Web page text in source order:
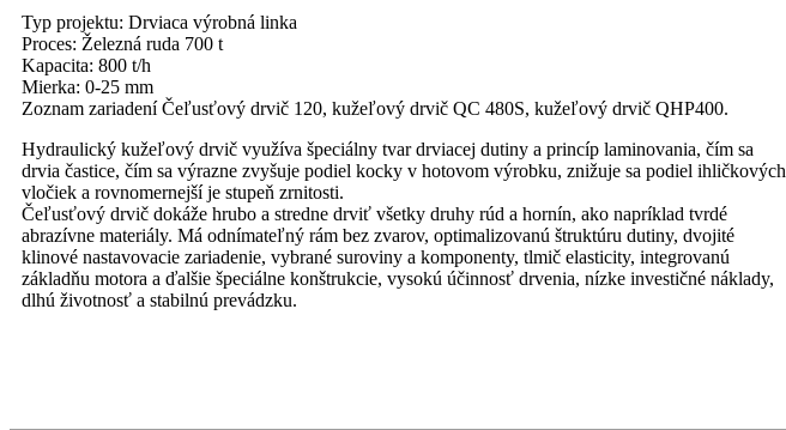
Typ projektu: Drviaca výrobná linka
Proces: Železná ruda 700 t
Kapacita: 800 t/h
Mierka: 0-25 mm
Zoznam zariadení Čeľusťový drvič 120, kužeľový drvič QC 480S, kužeľový drvič QHP400.
Hydraulický kužeľový drvič využíva špeciálny tvar drviacej dutiny a princíp laminovania, čím sa
drvia častice, čím sa výrazne zvyšuje podiel kocky v hotovom výrobku, znižuje sa podiel ihličkových
vločiek a rovnomernejší je stupeň zrnitosti.
Čeľusťový drvič dokáže hrubo a stredne drviť všetky druhy rúd a hornín, ako napríklad tvrdé
abrazívne materiály. Má odnímateľný rám bez zvarov, optimalizovanú štruktúru dutiny, dvojité
klinové nastavovacie zariadenie, vybrané suroviny a komponenty, tlmič elasticity, integrovanú
základňu motora a ďalšie špeciálne konštrukcie, vysokú účinnosť drvenia, nízke investičné náklady,
dlhú životnosť a stabilnú prevádzku.